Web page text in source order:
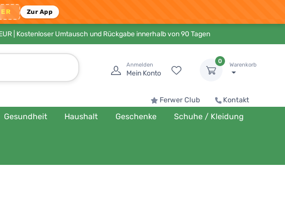
Zur App
| Kostenloser Umtausch und Rückgabe innerhalb von 90 Tagen
Anmelden
Mein Konto
0
Warenkorb
Ferwer Club Kontakt
Gesundheit Haushalt Geschenke Schuhe / Kleidung